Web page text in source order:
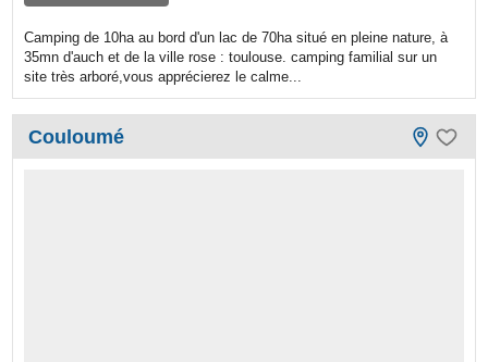
Camping de 10ha au bord d'un lac de 70ha situé en pleine nature, à
35mn d'auch et de la ville rose : toulouse. camping familial sur un
site très arboré,vous apprécierez le calme...
Couloumé